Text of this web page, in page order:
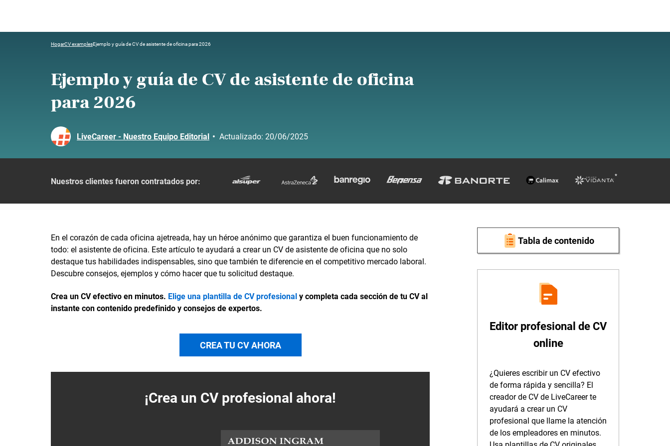
HogarCV examplesEjemplo y guía de CV de asistente de oficina para 2026
Ejemplo y guía de CV de asistente de oficina
para 2026
LiveCareer - Nuestro Equipo Editorial • Actualizado: 20/06/2025
Nuestros clientes fueron contratados por:
Tabla de contenido
Editor profesional de CV
online
¿Quieres escribir un CV efectivo
de forma rápida y sencilla? El
creador de CV de LiveCareer te
ayudará a crear un CV
profesional que llame la atención
de los empleadores en minutos.
En el corazón de cada oficina ajetreada, hay un héroe anónimo que garantiza el buen funcionamiento de
todo: el asistente de oficina. Este artículo te ayudará a crear un CV de asistente de oficina que no solo
destaque tus habilidades indispensables, sino que también te diferencie en el competitivo mercado laboral.
Descubre consejos, ejemplos y cómo hacer que tu solicitud destaque.
Crea un CV efectivo en minutos. Elige una plantilla de CV profesionaly completa cada sección de tu CV al
instante con contenido predefinido y consejos de expertos.
CREA TU CV AHORA
¡Crea un CV profesional ahora!